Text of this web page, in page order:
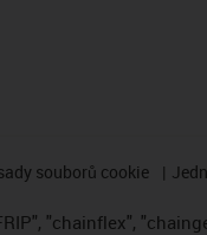
souborů cookie
"chainflex",